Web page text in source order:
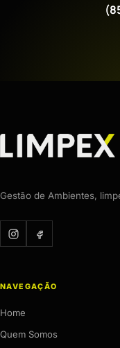
Gestão de Ambientes,
NAVEGAÇÃO
Home
Quem Somos